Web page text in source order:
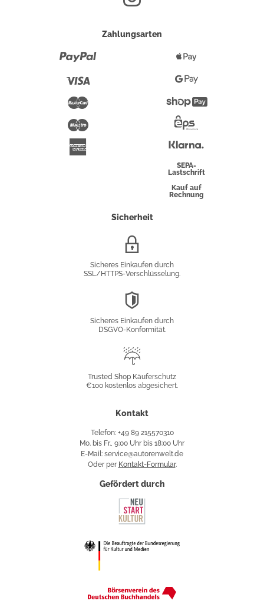
Zahlungsarten
Maestro
Pay
Google
Pay
Überweisung
SEPA-
Lastschrift
Kauf auf
Rechnung
Sicherheit
Sicheres Einkaufen durch
SSL/HTTPS-Verschlüsselung.
Sicheres Einkaufen durch
DSGVO-Konformität.
Käuferschutz
Trusted Shop Käuferschutz
€100 kostenlos abgesichert.
Kontakt
Telefon: +49 89 215570310
Mo. bis Fr., 9:00 Uhr bis 18:00 Uhr
E-Mail: service@autorenwelt.de
Oder per Kontakt-Formular.
Gefördert durch